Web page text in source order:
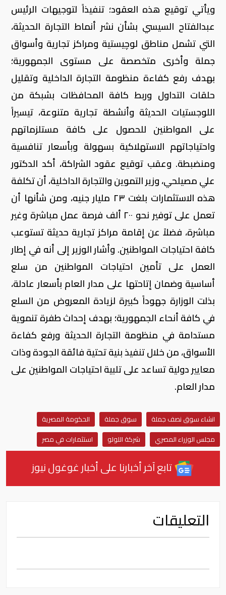
ويأتي توقيع هذه العقود؛ تنفيذاً لتوجيهات الرئيس
عبدالفتاح السيسي بشأن نشر أنماط التجارة الحديثة،
التي تشمل مناطق لوچيستية ومراكز تجارية وأسواق
جملة وأخرى متخصصة على مستوى الجمهورية؛
بهدف رفع كفاءة منظومة التجارة الداخلية وتقليل
حلقات التداول وربط كافة المحافظات بشبكة من
اللوجستيات الحديثة وأنشطة تجارية متنوعة، تيسيراً
على المواطنين للحصول على كافة مستلزماتهم
واحتياجاتهم الاستهلاكية بسهولة وبأسعار تنافسية
ومنضبطة. وعقب توقيع عقود الشراكة، أكد الدكتور
علي مصيلحي، وزير التموين والتجارة الداخلية، أن تكلفة
هذه الاستثمارات بلغت ٢٣ مليار جنيه، ومن شأنها أن
تعمل على توفير نحو ٢٠٠ ألف فرصة عمل مباشرة وغير
مباشرة، فضلاً عن إقامة مراكز تجارية حديثة تستوعب
كافة احتياجات المواطنين. وأشار الوزير إلى أنه في إطار
العمل على تأمين احتياجات المواطنين من سلع
أساسية وضمان إتاحتها على مدار العام بأسعار عادلة،
بذلت الوزارة جهوداً كبيرة لزيادة المعروض من السلع
في كافة أنحاء الجمهورية؛ بهدف إحداث طفرة تنموية
مستدامة في منظومة التجارة الحديثة ورفع كفاءة
الأسواق، من خلال تنفيذ بنية تحتية فائقة الجودة وذات
معايير دولية تساعد على تلبية احتياجات المواطنين على
مدار العام.
انشاء سوق نصف جملة سوق جملة
الحكومة المصرية
مجلس الوزراء المصري
شركة اللولو استثمارات في مصر
تابع آخر أخبارنا على أخبار غوغول نيوز
التعليقات